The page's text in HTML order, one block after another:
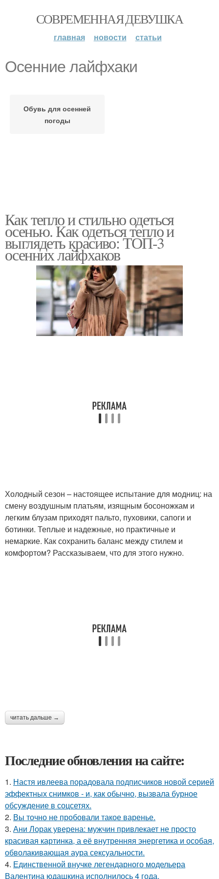
СОВРЕМЕННАЯ ДЕВУШКА
главная новости статьи
Осенние лайфхаки
Обувь для осенней
погоды
Как тепло и стильно одеться
осенью. Как одеться тепло и
выглядеть красиво: ТОП-3
осенних лайфхаков
Холодный сезон – настоящее испытание для модниц: на
смену воздушным платьям, изящным босоножкам и
легким блузам приходят пальто, пуховики, сапоги и
ботинки. Теплые и надежные, но практичные и
немаркие. Как сохранить баланс между стилем и
комфортом? Рассказываем, что для этого нужно.
читать дальше →
Последние обновления на сайте:
1. Настя ивлеева порадовала подписчиков новой серией
эффектных снимков - и, как обычно, вызвала бурное
обсуждение в соцсетях.
2. Вы точно не пробовали такое варенье.
3. Ани Лорак уверена: мужчин привлекает не просто
красивая картинка, а её внутренняя энергетика и особая,
обволакивающая аура сексуальности.
4. Единственной внучке легендарного модельера
Валентина юдашкина исполнилось 4 года.